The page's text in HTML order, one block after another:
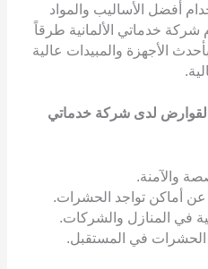
أفضل الأساليب والمواد
شركة خدماتي الألمانية طرقاً
الأجهزة والمبيدات عالية
لدى شركة خدماتي
والآمنة.
أماكن تواجد الحشرات.
في المنازل والشركات.
الحشرات في المستقبل.